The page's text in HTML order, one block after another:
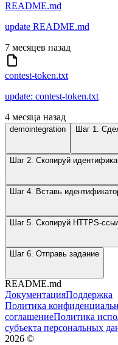
README.md
update README.md
7 месяцев назад
contest-token.txt
update: contest-token.txt
4 месяца назад
demointegration Шаг 1.
Шаг 2. Скопируй
Шаг 4. Вставь
Шаг 5. Скопируй HTTPS-
Шаг 6. Отправь задание
README.md
ДокументацияПоддержка
Политика
соглашениеПолитика
субъекта персональных
2026 ©